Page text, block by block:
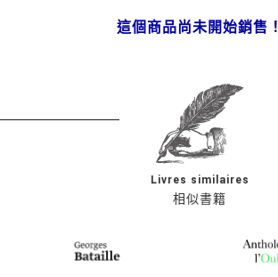
這個商品尚未開始銷售！
相似書籍
Livres similaires